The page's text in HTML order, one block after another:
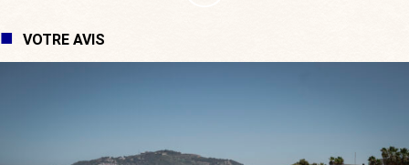
VOTRE AVIS